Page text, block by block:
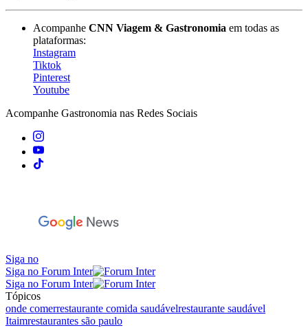
Acompanhe CNN Viagem & Gastronomia em todas as
plataformas:
Instagram
Tiktok
Pinterest
Youtube
Acompanhe Gastronomia nas Redes Sociais
Siga no
Siga no Forum Inter
Siga no Forum Inter
Tópicos
onde comerrestaurante comida saudávelrestaurante saudável
Itaimrestaurantes são paulo